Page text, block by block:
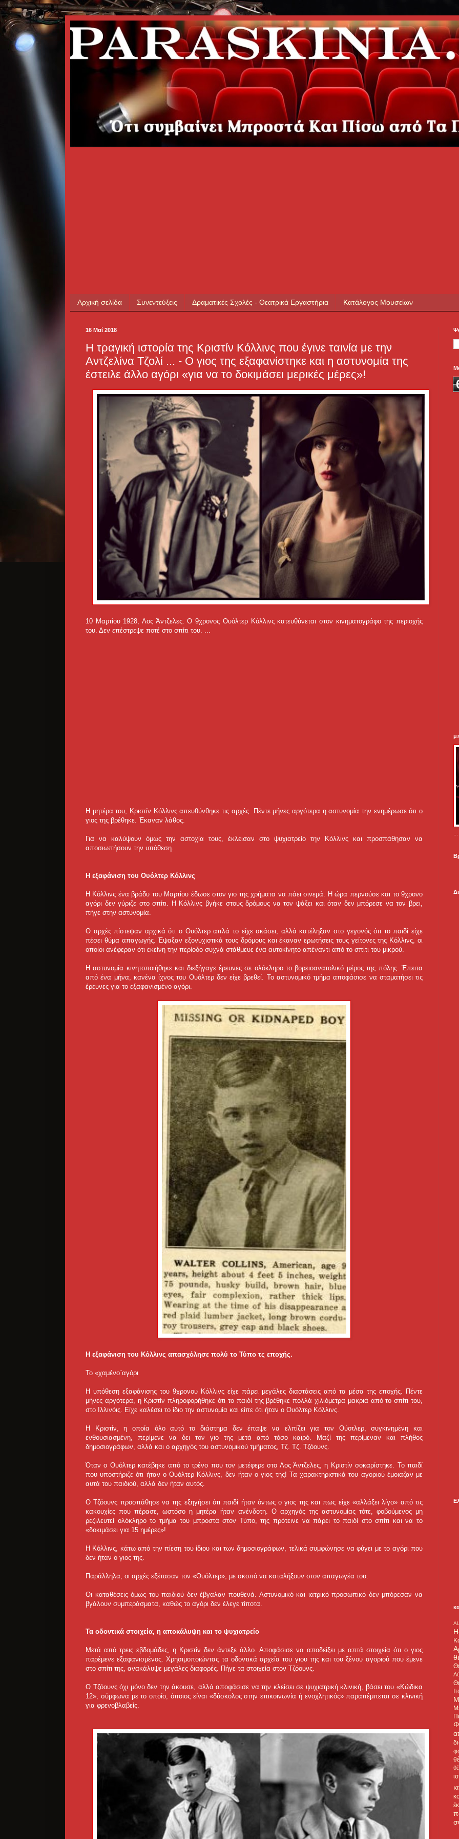
Αρχική σελίδα Συνεντεύξεις Δραματικές Σχολές - Θεατρικά Εργαστήρια Κατάλογος Μουσείων
16 Μαΐ 2018
Η τραγική ιστορία της Κριστίν Κόλλινς που έγινε ταινία με την
Αντζελίνα Τζολί ... - Ο γιος της εξαφανίστηκε και η αστυνομία της
έστειλε άλλο αγόρι «για να το δοκιμάσει μερικές μέρες»!
10 Μαρτίου 1928, Λος Άντζελες. Ο 9χρονος Ουόλτερ Κόλλινς κατευθύνεται στον κινηματογράφο της περιοχής
του. Δεν επέστρεψε ποτέ στο σπίτι του. ...
Η μητέρα του, Κριστίν Κόλλινς απευθύνθηκε τις αρχές. Πέντε μήνες αργότερα η αστυνομία την ενημέρωσε ότι ο
γιος της βρέθηκε. Έκαναν λάθος.
Για να καλύψουν όμως την αστοχία τους, έκλεισαν στο ψυχιατρείο την Κόλλινς και προσπάθησαν να
αποσιωπήσουν την υπόθεση.
Η εξαφάνιση του Ουόλτερ Κόλλινς
Η Κόλλινς ένα βράδυ του Μαρτίου έδωσε στον γιο της χρήματα να πάει σινεμά. Η ώρα περνούσε και το 9χρονο
αγόρι δεν γύριζε στο σπίτι. Η Κόλλινς βγήκε στους δρόμους να τον ψάξει και όταν δεν μπόρεσε να τον βρει,
πήγε στην αστυνομία.
Ο αρχές πίστεψαν αρχικά ότι ο Ουόλτερ απλά το είχε σκάσει, αλλά κατέληξαν στο γεγονός ότι το παιδί είχε
πέσει θύμα απαγωγής. Έψαξαν εξονυχιστικά τους δρόμους και έκαναν ερωτήσεις τους γείτονες της Κόλλινς, οι
οποίοι ανέφεραν ότι εκείνη την περίοδο συχνά στάθμευε ένα αυτοκίνητο απέναντι από το σπίτι του μικρού.
Η αστυνομία κινητοποιήθηκε και διεξήγαγε έρευνες σε ολόκληρο το βορειοανατολικό μέρος της πόλης. Έπειτα
από ένα μήνα, κανένα ίχνος του Ουόλτερ δεν είχε βρεθεί. Το αστυνομικό τμήμα αποφάσισε να σταματήσει τις
έρευνες για το εξαφανισμένο αγόρι.
Η εξαφάνιση του Κόλλινς απασχόλησε πολύ το Τύπο τς εποχής.
Το «χαμένο¨αγόρι
Η υπόθεση εξαφάνισης του 9χρονου Κόλλινς είχε πάρει μεγάλες διαστάσεις από τα μέσα της εποχής. Πέντε
μήνες αργότερα, η Κριστίν πληροφορήθηκε ότι το παιδί της βρέθηκε πολλά χιλιόμετρα μακριά από το σπίτι του,
στο Ιλλινόις. Είχε καλέσει το ίδιο την αστυνομία και είπε ότι ήταν ο Ουόλτερ Κόλλινς.
Η Κριστίν, η οποία όλο αυτό το διάστημα δεν έπαψε να ελπίζει για τον Ούοτλερ, συγκινημένη και
ενθουσιασμένη, περίμενε να δει τον γιο της μετά από τόσο καιρό. Μαζί της περίμεναν και πλήθος
δημοσιογράφων, αλλά και ο αρχηγός του αστυνομικού τμήματος, Τζ. Τζ. Τζόουνς.
Όταν ο Ουόλτερ κατέβηκε από το τρένο που τον μετέφερε στο Λος Άντζελες, η Κριστίν σοκαρίστηκε. Το παιδί
που υποστήριζε ότι ήταν ο Ουόλτερ Κόλλινς, δεν ήταν ο γιος της! Τα χαρακτηριστικά του αγοριού έμοιαζαν με
αυτά του παιδιού, αλλά δεν ήταν αυτός.
Ο Τζόουνς προσπάθησε να της εξηγήσει ότι παιδί ήταν όντως ο γιος της και πως είχε «αλλάξει λίγο» από τις
κακουχίες που πέρασε, ωστόσο η μητέρα ήταν ανένδοτη. Ο αρχηγός της αστυνομίας τότε, φοβούμενος μη
ρεζιλευτεί ολόκληρο το τμήμα του μπροστά στον Τύπο, της πρότεινε να πάρει το παιδί στο σπίτι και να το
«δοκιμάσει για 15 ημέρες»!
Η Κόλλινς, κάτω από την πίεση του ίδιου και των δημοσιογράφων, τελικά συμφώνησε να φύγει με το αγόρι που
δεν ήταν ο γιος της.
Παράλληλα, οι αρχές εξέτασαν τον «Ουόλτερ», με σκοπό να καταλήξουν στον απαγωγέα του.
Οι καταθέσεις όμως του παιδιού δεν έβγαλαν πουθενά. Αστυνομικό και ιατρικό προσωπικό δεν μπόρεσαν να
βγάλουν συμπεράσματα, καθώς το αγόρι δεν έλεγε τίποτα.
Τα οδοντικά στοιχεία, η αποκάλυψη και το ψυχιατρείο
Μετά από τρεις εβδομάδες, η Κριστίν δεν άντεξε άλλο. Αποφάσισε να αποδείξει με απτά στοιχεία ότι ο γιος
παρέμενε εξαφανισμένος. Χρησιμοποιώντας τα οδοντικά αρχεία του γιου της και του ξένου αγοριού που έμενε
στο σπίτι της, ανακάλυψε μεγάλες διαφορές. Πήγε τα στοιχεία στον Τζόουνς.
Ο Τζόουνς όχι μόνο δεν την άκουσε, αλλά αποφάσισε να την κλείσει σε ψυχιατρική κλινική, βάσει του «Κώδικα
12», σύμφωνα με το οποίο, όποιος είναι «δύσκολος στην επικοινωνία ή ενοχλητικός» παραπέμπεται σε κλινική
για φρενοβλαβείς.